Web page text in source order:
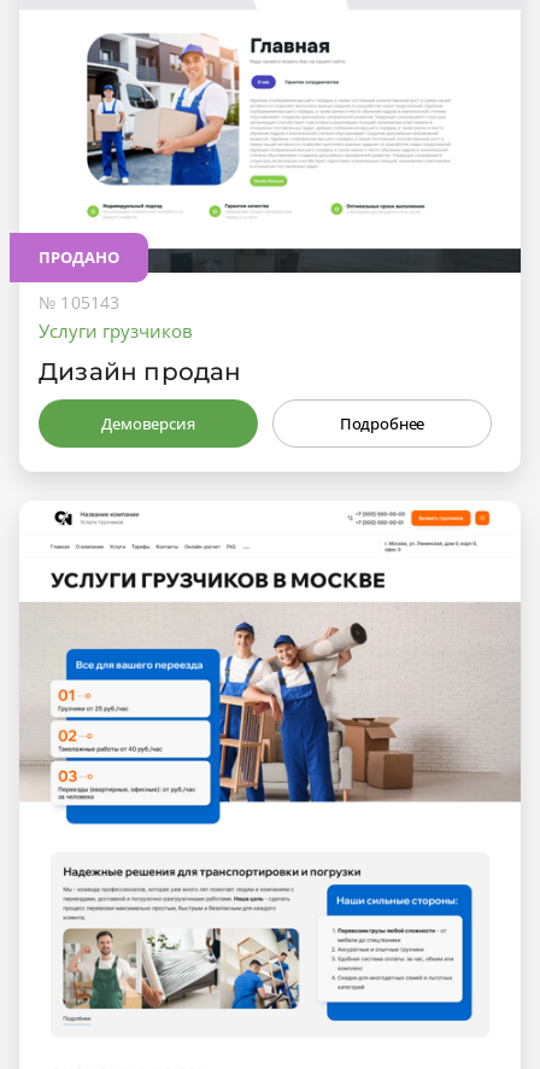
ПРОДАНО
№ 105143
Услуги грузчиков
Дизайн продан
Демоверсия Подробнее